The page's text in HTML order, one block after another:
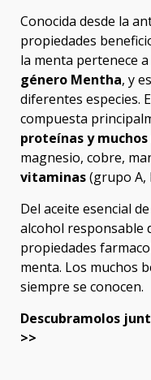
Conocida desde la
propiedades
la menta pertenece a
género Mentha, y
diferentes especies.
compuesta
proteínas y
magnesio, cobre,
vitaminas(grupo A,
Del aceite esencial
alcohol responsable
propiedades
menta. Los muchos
siempre se conocen.
Descubramolos
>>